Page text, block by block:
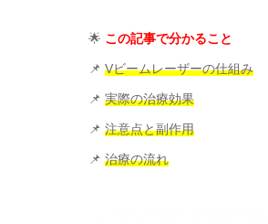
🌟 この記事で分かること
📌 Vビームレーザーの仕組み
📌 実際の治療効果
📌 注意点と副作用
📌 治療の流れ